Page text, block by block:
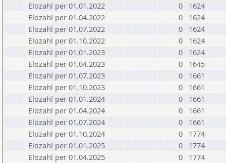
Elozahl per 01.01.2022
0
1624
Elozahl per 01.04.2022
0
1624
Elozahl per 01.07.2022
0
1624
Elozahl per 01.10.2022
0
1624
Elozahl per 01.01.2023
0
1624
Elozahl per 01.04.2023
0
1645
Elozahl per 01.07.2023
0
1661
Elozahl per 01.10.2023
0
1661
Elozahl per 01.01.2024
0
1661
Elozahl per 01.04.2024
0
1661
Elozahl per 01.07.2024
0
1661
Elozahl per 01.10.2024
0
1774
Elozahl per 01.01.2025
0
1774
Elozahl per 01.04.2025
0
1774